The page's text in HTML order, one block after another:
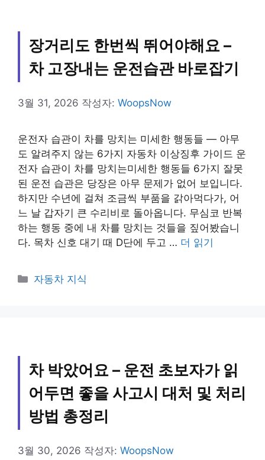
장거리도 한번씩 뛰어야해요 –
차 고장내는 운전습관 바로잡기
3월 31, 2026 작성자: WoopsNow
운전자 습관이 차를 망치는 미세한 행동들 — 아무
도 알려주지 않는 6가지 자동차 이상징후 가이드 운
전자 습관이 차를 망치는미세한 행동들 6가지 잘못
된 운전 습관은 당장은 아무 문제가 없어 보입니다.
하지만 수년에 걸쳐 조금씩 부품을 갉아먹다가, 어
느 날 갑자기 큰 수리비로 돌아옵니다. 무심코 반복
하는 행동 중에 내 차를 망치는 것들을 짚어봤습니
다. 목차 신호 대기 때 D단에 두고 … 더 읽기
카
자동차 지식
차 박았어요 – 운전 초보자가 읽
어두면 좋을 사고시 대처 및 처리
방법 총정리
3월 30, 2026 작성자: WoopsNow